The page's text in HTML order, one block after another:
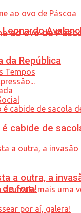
Leonardo
da República
ao ovo de
Tempos
cabide de
a outra, a
de fora!